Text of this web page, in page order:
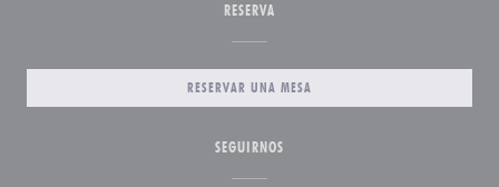
RESERVA
RESERVAR UNA MESA
SEGUIRNOS